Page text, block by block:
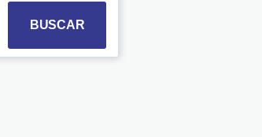
and select a date. Press the
the calendar and select a date.
BUSCAR